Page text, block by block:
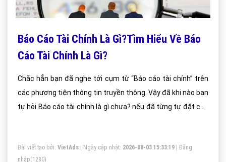
Báo Cáo Tài Chính Là Gì?Tìm Hiểu Về Báo
Cáo Tài Chính Là Gì?
Chắc hẳn bạn đã nghe tới cụm từ “Báo cáo tài chính” trên
các phương tiện thông tin truyền thông. Vậy đã khi nào bạn
tự hỏi Báo cáo tài chính là gì chưa? nếu đã từng tự đặt câu
Bài viết tạo bởi: VietAds | Ngày cập nhật: 2026-08-03 15:33:19
Đăng
nhập(1280)